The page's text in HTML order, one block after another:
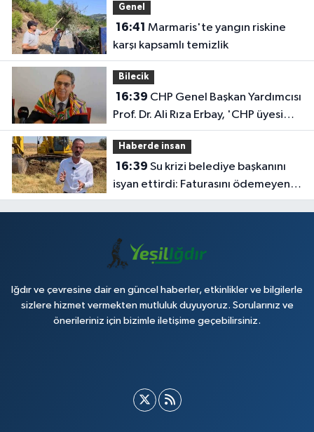
duygulandırdı
Genel
16:41
karşı kapsamlı temizlik
Bilecik
16:39
Prof. Dr. Ali Rıza Erbay, 'CHP üyesi
olmak inanç ister, emek ister, yürek
ister'
Haberde insan
16:39
isyan ettirdi: Faturasını ödemeyen
vatandaşlara böyle seslendi
Iğdır ve çevresine dair en güncel haberler, etkinlikler ve bilgilerle
sizlere hizmet vermekten mutluluk duyuyoruz. Sorularınız ve
önerileriniz için bizimle iletişime geçebilirsiniz.